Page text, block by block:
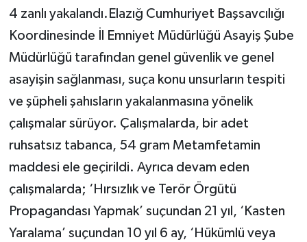
4 zanlı yakalandı.Elazığ Cumhuriyet Başsavcılığı
Koordinesinde İl Emniyet Müdürlüğü Asayiş Şube
Müdürlüğü tarafından genel güvenlik ve genel
asayişin sağlanması, suça konu unsurların tespiti
ve şüpheli şahısların yakalanmasına yönelik
çalışmalar sürüyor. Çalışmalarda, bir adet
ruhsatsız tabanca, 54 gram Metamfetamin
maddesi ele geçirildi. Ayrıca devam eden
çalışmalarda; ‘Hırsızlık ve Terör Örgütü
Propagandası Yapmak’ suçundan 21 yıl, ‘Kasten
Yaralama’ suçundan 10 yıl 6 ay, ‘Hükümlü veya